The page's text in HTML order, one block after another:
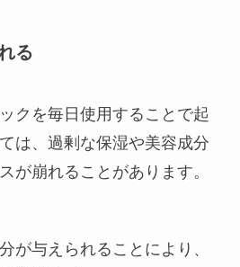
る
クを毎日使用することで起
は、過剰な保湿や美容成分
が崩れることがあります。
が与えられることにより、